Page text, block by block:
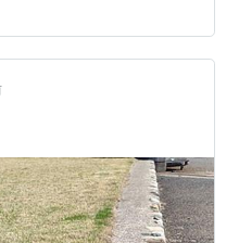
て完成👏 昨日と比べたら
！ いただきます👏 ゴマ油
ったより濃すぎず丁度良